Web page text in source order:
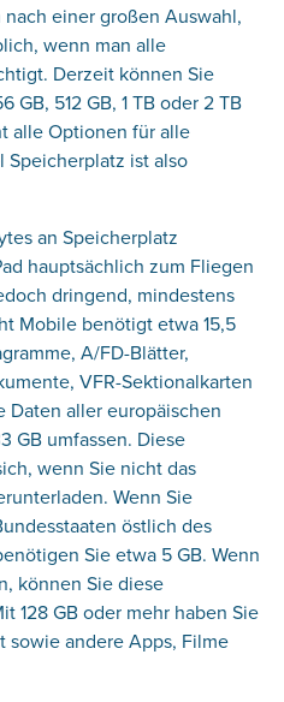
einer großen Auswahl,
wenn man alle
Derzeit können Sie
GB, 512 GB, 1 TB oder 2 TB
alle Optionen für alle
Speicherplatz ist also
an Speicherplatz
hauptsächlich zum Fliegen
dringend, mindestens
Mobile benötigt etwa 15,5
A/FD-Blätter,
VFR-Sektionalkarten
Daten aller europäischen
GB umfassen. Diese
wenn Sie nicht das
Wenn Sie
östlich des
Sie etwa 5 GB. Wenn
können Sie diese
128 GB oder mehr haben Sie
sowie andere Apps, Filme